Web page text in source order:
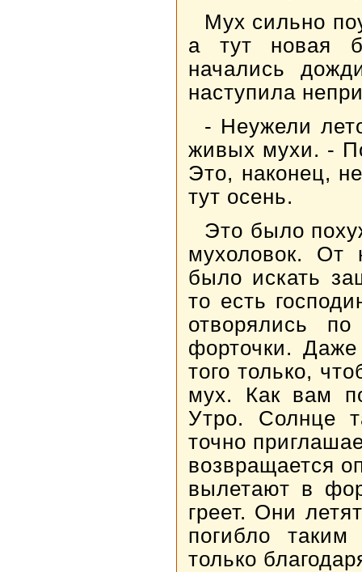
Мух сильно
а тут новая
начались
наступила
- Неужели
живых мухи. -
Это, наконец,
тут осень.
Это было
мухоловок. От
было искать
то есть
отворялись
форточки.
того только,
мух. Как вам
Утро. Солнце
точно
возвращается
вылетают в
греет. Они
погибло
только